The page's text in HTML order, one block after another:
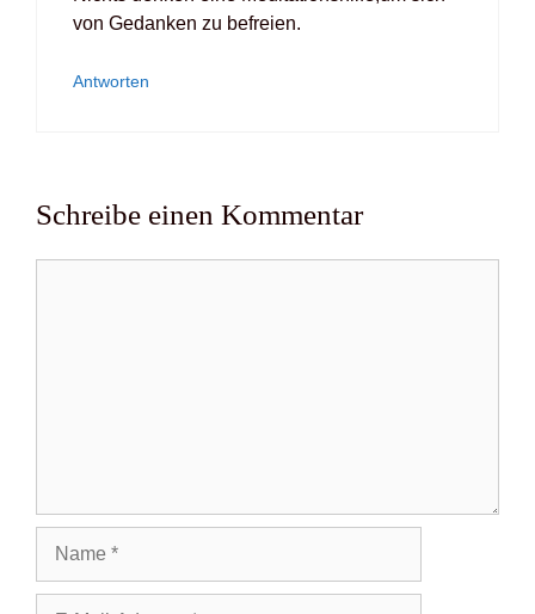
von Gedan­ken zu befrei­en.
Antworten
Schreibe einen Kommentar